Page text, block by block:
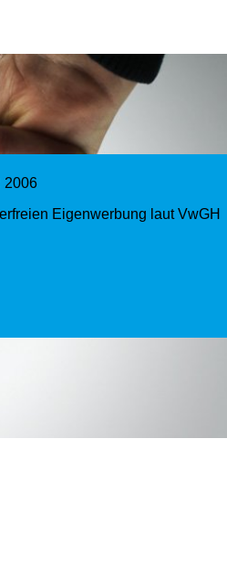
2006
Eigenwerbung laut VwGH